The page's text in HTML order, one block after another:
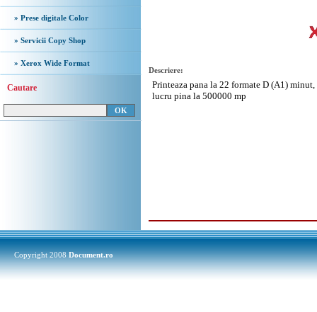
» Prese digitale Color
» Servicii Copy Shop
» Xerox Wide Format
Cautare
Descriere:
Printeaza pana la 22 formate D (A1)
lucru pina la 500000 mp
Copyright 2008Document.ro